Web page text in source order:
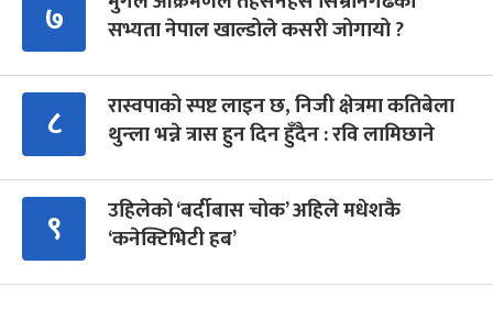
७
सभ्यता नेपाल खाल्डोले कसरी जोगायो ?
८
रास्वपाको स्पष्ट लाइन छ, निजी क्षेत्रमा कतिबेला
थुन्ला भन्ने त्रास हुन दिन हुँदैन : रवि लामिछाने
९
उहिलेको ‘बर्दीबास चोक’ अहिले मधेशकै
‘कनेक्टिभिटी हब’